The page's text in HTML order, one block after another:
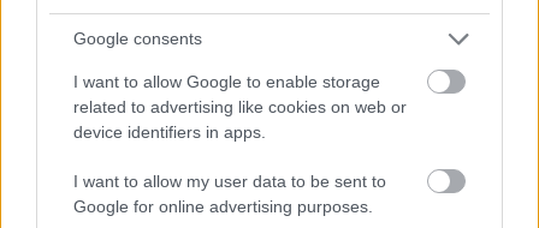
Google consents
I want to allow Google to enable storage
related to advertising like cookies on web or
device identifiers in apps.
I want to allow my user data to be sent to
Google for online advertising purposes.
Inköpsanalys från Spendavis
Tillsammans med vår partner
som Apix Messaging -kund tillgång till de allra
senaste verktygen inom inköpsanalyser. Istället